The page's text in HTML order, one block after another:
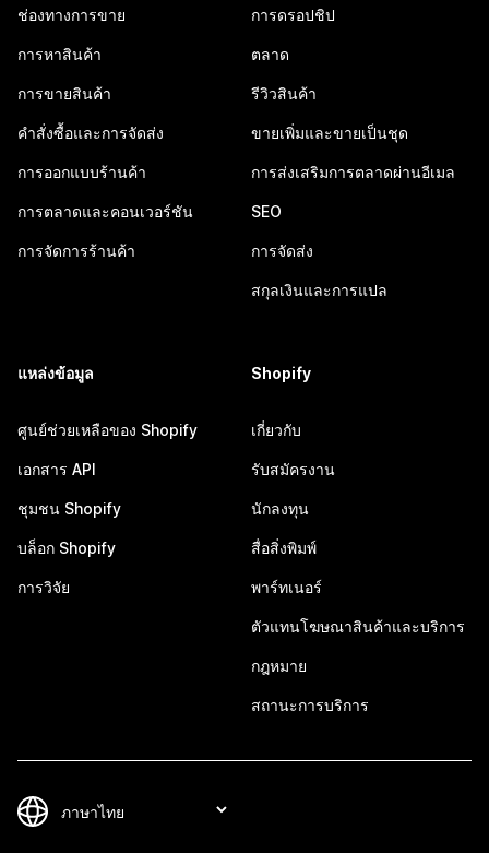
ช่องทางการขาย
การหาสินค้า
การขายสินค้า
คำสั่งซื้อและการจัดส่ง
การออกแบบร้านค้า
การตลาดและคอนเวอร์ชัน
การจัดการร้านค้า
การดรอปชิป
ตลาด
รีวิวสินค้า
ขายเพิ่มและขายเป็นชุด
การส่งเสริมการตลาดผ่านอีเมล
SEO
การจัดส่ง
สกุลเงินและการแปล
แหล่งข้อมูล
ศูนย์ช่วยเหลือของ Shopify
เอกสาร API
ชุมชน Shopify
บล็อก Shopify
การวิจัย
Shopify
เกี่ยวกับ
รับสมัครงาน
นักลงทุน
สื่อสิ่งพิมพ์
พาร์ทเนอร์
ตัวแทนโฆษณาสินค้าและบริการ
กฎหมาย
สถานะการบริการ